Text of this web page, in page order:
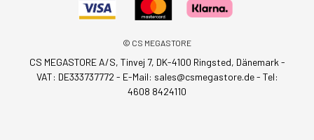
© CS MEGASTORE
CS MEGASTORE A/S, Tinvej 7, DK-4100 Ringsted, Dänemark -
VAT: DE333737772 - E-Mail: sales@csmegastore.de- Tel:
4608 8424110